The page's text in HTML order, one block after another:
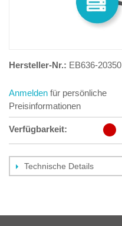
Hersteller-Nr.: EB636-20350
Anmelden für persönliche
Preisinformationen
Verfügbarkeit:
Technische Details